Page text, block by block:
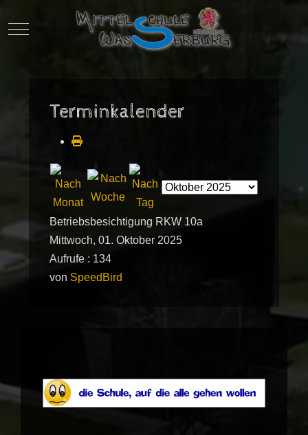
Mobile Menu Toggle
Terminkalender
Betriebsbesichtigung RKW 10a
Mittwoch, 01. Oktober 2025
Aufrufe : 134
von SpeedBird